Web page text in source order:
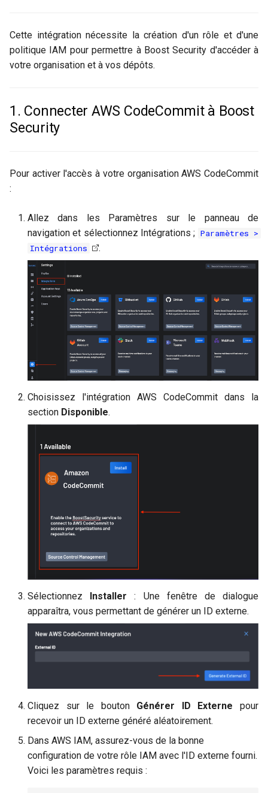
o
n Couverture du Scanner
Conformité
Audit
GitLab
FAQs
Cette intégration nécessite la création d'un rôle et d'une
politique IAM pour permettre à Boost Security d'accéder à
votre organisation et à vos dépôts.
1. Connecter AWS CodeCommit à Boost
Security
Pour activer l'accès à votre organisation AWS CodeCommit
:
Allez dans les Paramètres sur le panneau de
navigation et sélectionnez Intégrations ; Paramètres >
Intégrations
.
Choisissez l'intégration AWS CodeCommit dans la
section Disponible.
Sélectionnez Installer : Une fenêtre de dialogue
apparaîtra, vous permettant de générer un ID externe.
Cliquez sur le bouton Générer ID Externe pour
recevoir un ID externe généré aléatoirement.
Dans AWS IAM, assurez-vous de la bonne
configuration de votre rôle IAM avec l'ID externe fourni.
Voici les paramètres requis :